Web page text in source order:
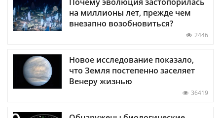
на миллионы лет, прежде чем
внезапно возобновиться?
2446
Новое исследование показало,
что Земля постепенно заселяет
Венеру жизнью
36419